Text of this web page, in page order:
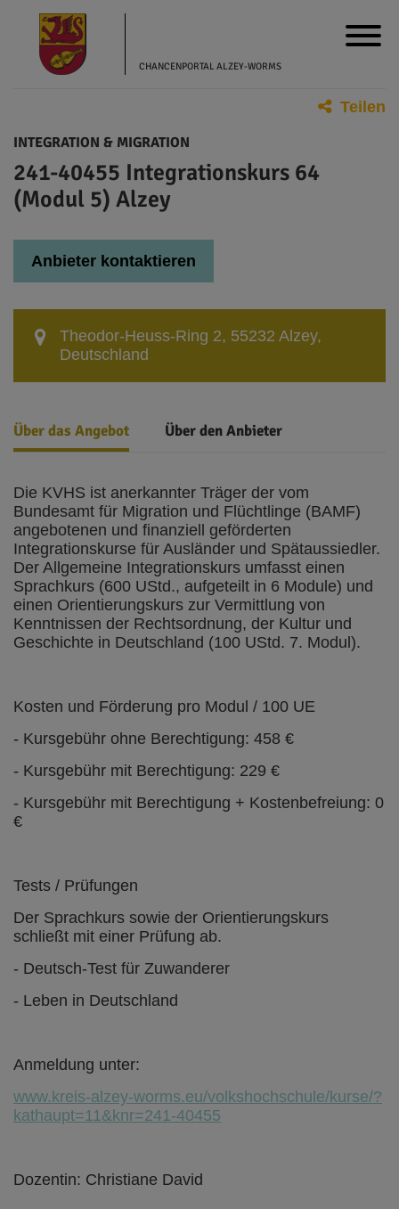
CHANCENPORTAL ALZEY-WORMS
Teilen
INTEGRATION & MIGRATION
241-40455 Integrationskurs 64
(Modul 5) Alzey
Anbieter kontaktieren
Theodor-Heuss-Ring 2, 55232 Alzey,
Deutschland
Über das Angebot Über den Anbieter
Die KVHS ist anerkannter Träger der vom
Bundesamt für Migration und Flüchtlinge (BAMF)
angebotenen und finanziell geförderten
Integrationskurse für Ausländer und Spätaussiedler.
Der Allgemeine Integrationskurs umfasst einen
Sprachkurs (600 UStd., aufgeteilt in 6 Module) und
einen Orientierungskurs zur Vermittlung von
Kenntnissen der Rechtsordnung, der Kultur und
Geschichte in Deutschland (100 UStd. 7. Modul).
Kosten und Förderung pro Modul / 100 UE
- Kursgebühr ohne Berechtigung: 458 €
- Kursgebühr mit Berechtigung: 229 €
- Kursgebühr mit Berechtigung + Kostenbefreiung: 0
€
Tests / Prüfungen
Der Sprachkurs sowie der Orientierungskurs
schließt mit einer Prüfung ab.
- Deutsch-Test für Zuwanderer
- Leben in Deutschland
Anmeldung unter:
www.kreis-alzey-worms.eu/volkshochschule/kurse/?
kathaupt=11&knr=241-40455
Dozentin: Christiane David